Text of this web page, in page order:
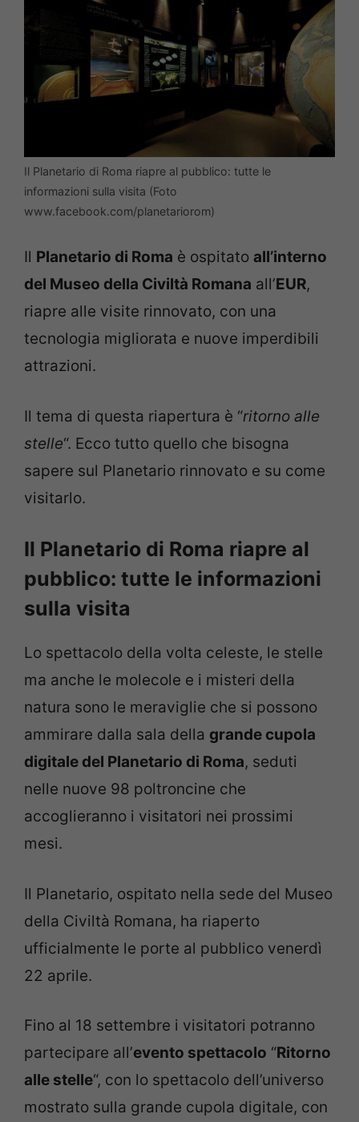
Il Planetario di Roma riapre al pubblico: tutte le
informazioni sulla visita (Foto
www.facebook.com/planetariorom)
Il Planetario di Roma è ospitato all’interno
del Museo della Civiltà Romana all’EUR,
riapre alle visite rinnovato, con una
tecnologia migliorata e nuove imperdibili
attrazioni.
Il tema di questa riapertura è “ritorno alle
stelle“. Ecco tutto quello che bisogna
sapere sul Planetario rinnovato e su come
visitarlo.
Il Planetario di Roma riapre al
pubblico: tutte le informazioni
sulla visita
Lo spettacolo della volta celeste, le stelle
ma anche le molecole e i misteri della
natura sono le meraviglie che si possono
ammirare dalla sala della grande cupola
digitale del Planetario di Roma, seduti
nelle nuove 98 poltroncine che
accoglieranno i visitatori nei prossimi
mesi.
Il Planetario, ospitato nella sede del Museo
della Civiltà Romana, ha riaperto
ufficialmente le porte al pubblico venerdì
22 aprile.
Fino al 18 settembre i visitatori potranno
partecipare all’evento spettacolo “Ritorno
alle stelle“, con lo spettacolo dell’universo
mostrato sulla grande cupola digitale, con